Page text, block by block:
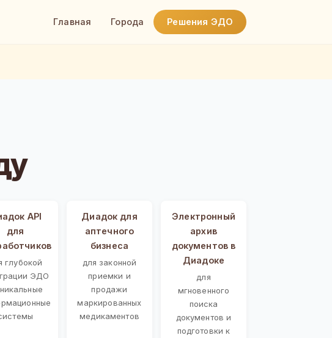
Главная Города Решения ЭДО
API
для
глубокой
ЭДО
Диадок для
аптечного
бизнеса
для законной
приемки и
продажи
маркированных
медикаментов
Электронный
архив
документов в
Диадоке
для
мгновенного
поиска
документов и
подготовки к